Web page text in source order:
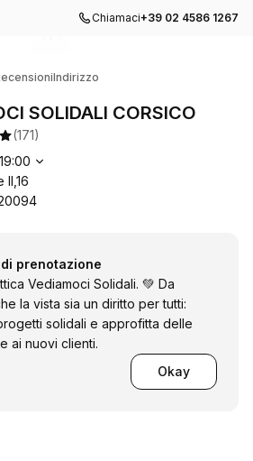
Chiamaci+39 02 4586 1267
Indirizzo
SOLIDALI CORSICO
(171)
19:00
II,16
prenotazione
Vediamoci Solidali. 💚 Da
la vista sia un diritto per tutti:
solidali e approfitta delle
ai nuovi clienti.
Okay